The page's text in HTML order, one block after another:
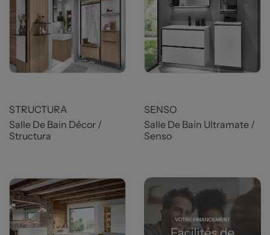
STRUCTURA
Salle De Bain Décor /
Structura
SENSO
Salle De Bain Ultramate /
Senso